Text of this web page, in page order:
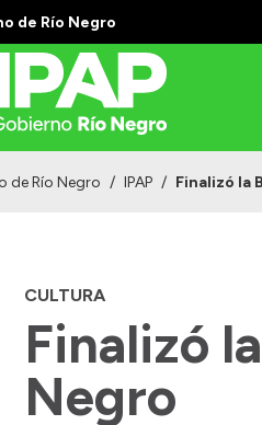
de Río Negro
de Río Negro / IPAP / Finalizó la
CULTURA
Finalizó
Negro